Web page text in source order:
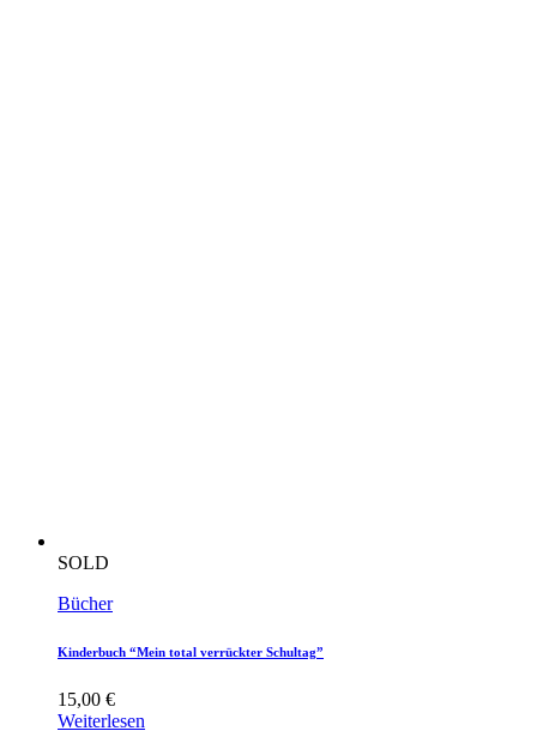
SOLD
Bücher
Kinderbuch “Mein total verrückter Schultag”
15,00 €
Weiterlesen